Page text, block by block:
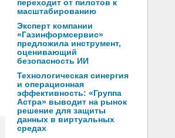
переходит от пилотов к
масштабированию
Эксперт компании
«Газинформсервис»
предложила инструмент,
оценивающий
безопасность ИИ
Технологическая синергия
и операционная
эффективность: «Группа
Астра» выводит на рынок
решение для защиты
данных в виртуальных
средах